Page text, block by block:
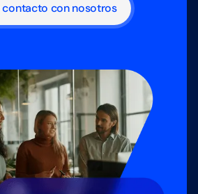
contacto con nosotros